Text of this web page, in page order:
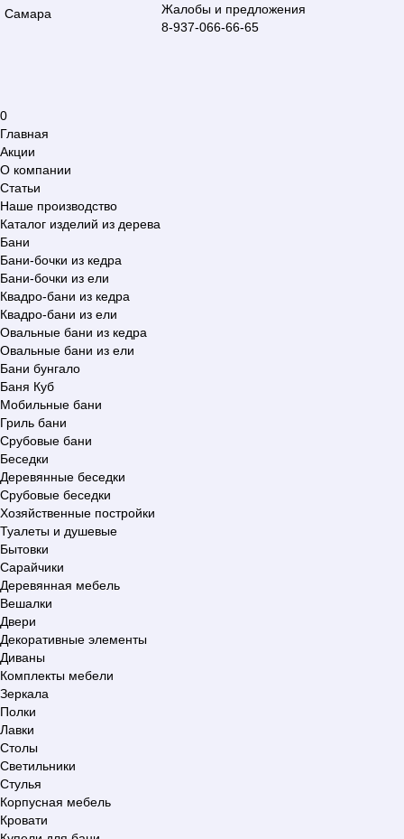
Самара
Жалобы и предложения
8-937-066-66-65
0
Главная
Акции
О компании
Статьи
Наше производство
Каталог изделий из дерева
Бани
Бани-бочки из кедра
Бани-бочки из ели
Квадро-бани из кедра
Квадро-бани из ели
Овальные бани из кедра
Овальные бани из ели
Бани бунгало
Баня Куб
Мобильные бани
Гриль бани
Срубовые бани
Беседки
Деревянные беседки
Срубовые беседки
Хозяйственные постройки
Туалеты и душевые
Бытовки
Сарайчики
Деревянная мебель
Вешалки
Двери
Декоративные элементы
Диваны
Комплекты мебели
Зеркала
Полки
Лавки
Столы
Светильники
Стулья
Корпусная мебель
Кровати